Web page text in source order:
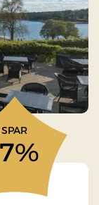
SPAR